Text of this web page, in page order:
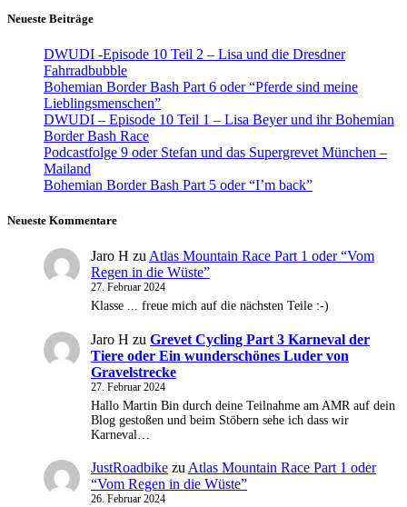
Neueste Beiträge
DWUDI -Episode 10 Teil 2 – Lisa und die Dresdner
Fahrradbubble
Bohemian Border Bash Part 6 oder “Pferde sind meine
Lieblingsmenschen”
DWUDI – Episode 10 Teil 1 – Lisa Beyer und ihr Bohemian
Border Bash Race
Podcastfolge 9 oder Stefan und das Supergrevet München –
Mailand
Bohemian Border Bash Part 5 oder “I’m back”
Neueste Kommentare
Jaro H zu Atlas Mountain Race Part 1 oder “Vom
Regen in die Wüste”
27. Februar 2024
Klasse ... freue mich auf die nächsten Teile :-)
Jaro H zu Grevet Cycling Part 3 Karneval der
Tiere oder Ein wunderschönes Luder von
Gravelstrecke
27. Februar 2024
Hallo Martin Bin durch deine Teilnahme am AMR auf dein
Blog gestoßen und beim Stöbern sehe ich dass wir
Karneval…
JustRoadbike zuAtlas Mountain Race Part 1 oder
“Vom Regen in die Wüste”
26. Februar 2024